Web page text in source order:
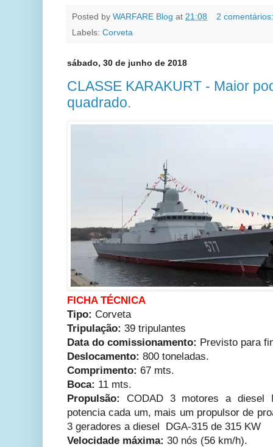
Posted by WARFARE Blog at 21:08
2
Labels: Corveta
sábado, 30 de junho de 2018
CLASSE KARAKURT - Maior
quadrado.
FICHA TÉCNICA
Tipo: Corveta
Tripulação: 39 tripulantes
Data do comissionamento: Previsto para
Deslocamento: 800 toneladas.
Comprimento: 67 mts.
Boca: 11 mts.
Propulsão:
CODAD 3 motores a diesel
potencia cada um, mais um propulsor de
3 geradores a diesel DGA-315 de 315 KW
Velocidade máxima: 30 nós (56 km/h).